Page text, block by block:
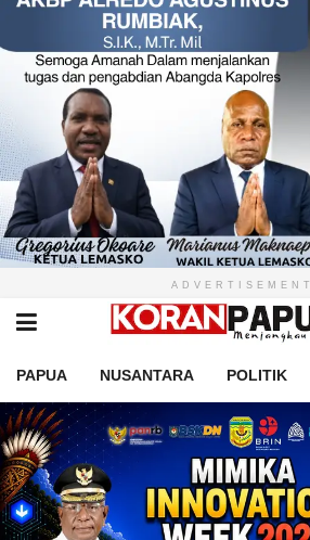
ADVERTISEMENT
PAPUA NUSANTARA POLITIK